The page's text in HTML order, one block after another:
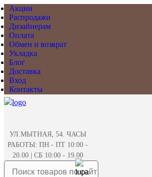
Акции
Распродажи
Дизайнерам
Оплата
Обмен и возврат
Укладка
Блог
Доставка
Вход
Контакты
УЛ.МЫТНАЯ, 54. ЧАСЫ
РАБОТЫ: ПН - ПТ 10:00 -
20.00 | СБ 10:00 - 19.00